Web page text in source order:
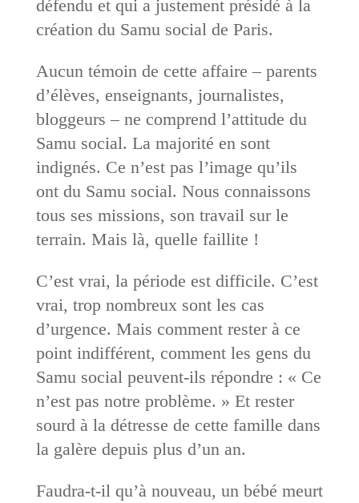
défendu et qui a justement présidé à la
création du Samu social de Paris.
Aucun témoin de cette affaire – parents
d’élèves, enseignants, journalistes,
bloggeurs – ne comprend l’attitude du
Samu social. La majorité en sont
indignés. Ce n’est pas l’image qu’ils
ont du Samu social. Nous connaissons
tous ses missions, son travail sur le
terrain. Mais là, quelle faillite !
C’est vrai, la période est difficile. C’est
vrai, trop nombreux sont les cas
d’urgence. Mais comment rester à ce
point indifférent, comment les gens du
Samu social peuvent-ils répondre : « Ce
n’est pas notre problème. » Et rester
sourd à la détresse de cette famille dans
la galère depuis plus d’un an.
Faudra-t-il qu’à nouveau, un bébé meurt